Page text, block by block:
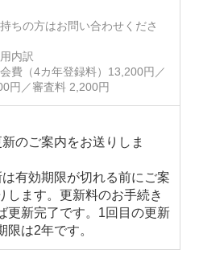
持ちの方はお問い合わせくださ
内訳
費（4カ年登録料）13,200円／
円／審査料 2,200円
のご案内をお送りしま
有効期限が切れる前にご案
します。更新料のお手続き
更新完了です。1回目の更新
限は2年です。